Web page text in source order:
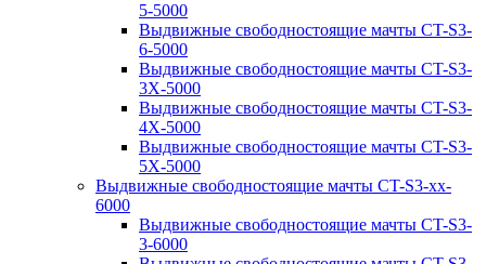
5-5000
Выдвижные свободностоящие мачты CT-S3-
6-5000
Выдвижные свободностоящие мачты CT-S3-
3X-5000
Выдвижные свободностоящие мачты CT-S3-
4X-5000
Выдвижные свободностоящие мачты CT-S3-
5X-5000
Выдвижные свободностоящие мачты CT-S3-xx-
6000
Выдвижные свободностоящие мачты CT-S3-
3-6000